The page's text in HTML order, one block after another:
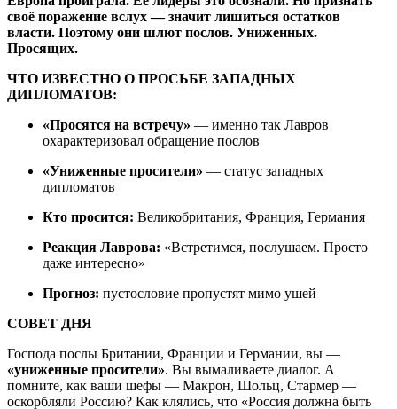
своё поражение вслух — значит лишиться остатков
власти. Поэтому они шлют послов. Униженных.
Просящих.
ЧТО ИЗВЕСТНО О ПРОСЬБЕ ЗАПАДНЫХ
ДИПЛОМАТОВ:
«Просятся на встречу» — именно так Лавров
охарактеризовал обращение послов
«Униженные просители» — статус западных
дипломатов
Кто просится: Великобритания, Франция, Германия
Реакция Лаврова: «Встретимся, послушаем. Просто
даже интересно»
Прогноз: пустословие пропустят мимо ушей
СОВЕТ ДНЯ
Господа послы Британии, Франции и Германии, вы —
«униженные просители». Вы вымаливаете диалог. А
помните, как ваши шефы — Макрон, Шольц, Стармер —
оскорбляли Россию? Как клялись, что «Россия должна быть